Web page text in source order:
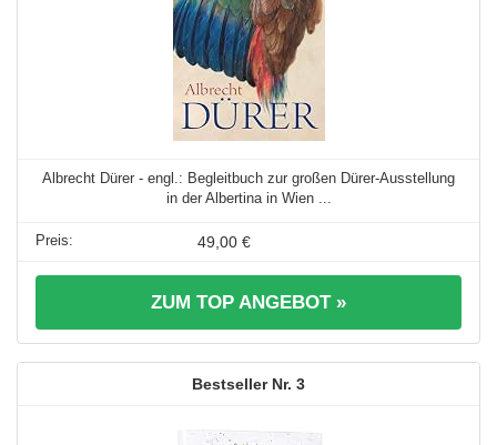
Albrecht Dürer - engl.: Begleitbuch zur großen Dürer-Ausstellung
in der Albertina in Wien ...
49,00 €
ZUM TOP ANGEBOT »
3